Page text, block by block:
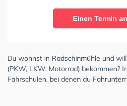
Einen Termin
Du wohnst in Radschinmühle und
(PKW, LKW, Motorrad) bekommen?
Fahrschulen, bei denen du